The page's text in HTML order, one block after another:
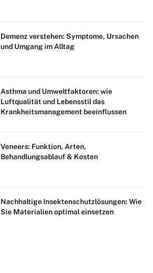
Demenz verstehen: Symptome, Ursachen
und Umgang im Alltag
Asthma und Umweltfaktoren: wie
Luftqualität und Lebensstil das
Krankheitsmanagement beeinflussen
Veneers: Funktion, Arten,
Behandlungsablauf & Kosten
Nachhaltige Insektenschutzlösungen: Wie
Sie Materialien optimal einsetzen